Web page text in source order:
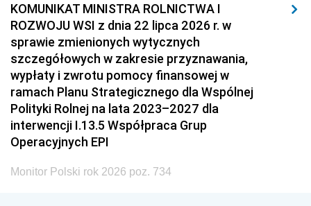
KOMUNIKAT MINISTRA ROLNICTWA I
ROZWOJU WSI z dnia 22 lipca 2026 r. w
sprawie zmienionych wytycznych
szczegółowych w zakresie przyznawania,
wypłaty i zwrotu pomocy finansowej w
ramach Planu Strategicznego dla Wspólnej
Polityki Rolnej na lata 2023–2027 dla
interwencji I.13.5 Współpraca Grup
Operacyjnych EPI
Monitor Polski rok 2026 poz. 734